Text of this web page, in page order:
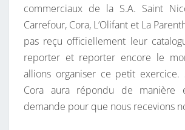
A
L
E
T
T
R
commerciaux de la S.A. Saint
Carrefour, Cora, L’Olifant et La
pas reçu officiellement leur
reporter et reporter encore le
allions organiser ce petit exercice.
Cora aura répondu de manière
demande pour que nous recevions